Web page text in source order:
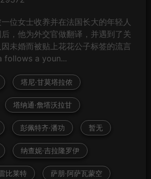
位女士收养并在法国长大的年轻人
，他为外交官做翻译，并遇到了关
未婚而被贴上花花公子标签的流言
follows a youn...
塔尼·甘莫塔拉侬
塔纳通·詹塔沃拉甘
彭佩特齐·潘功 暂无
纳查妮·吉拉隆罗伊
比莱特 萨朋·阿萨瓦蒙空